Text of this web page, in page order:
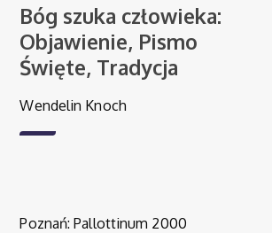
Bóg szuka człowieka:
Objawienie, Pismo
Święte, Tradycja
Wendelin Knoch
Poznań: Pallottinum 2000